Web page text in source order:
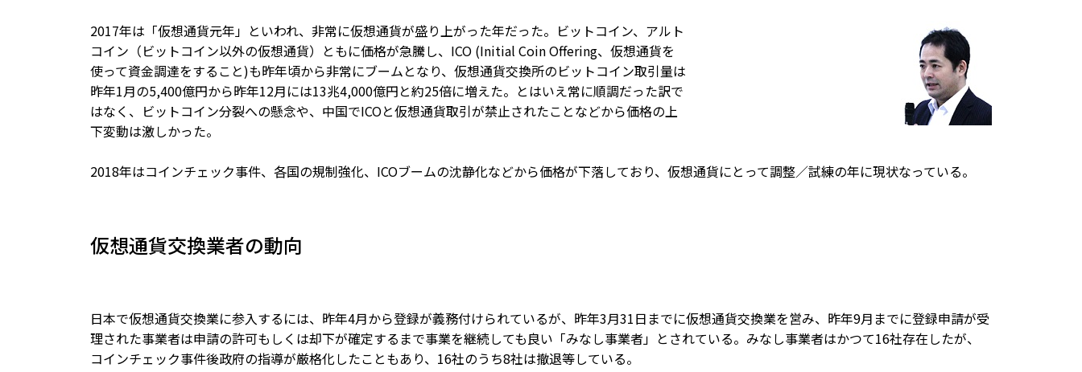
2017年は「仮想通貨元年」といわれ、非常に仮想通貨が盛り上がった年だった。ビットコイン、アルト
コイン（ビットコイン以外の仮想通貨）ともに価格が急騰し、ICO (Initial Coin Offering、仮想通貨を
使って資金調達をすること)も昨年頃から非常にブームとなり、仮想通貨交換所のビットコイン取引量は
昨年1月の5,400億円から昨年12月には13兆4,000億円と約25倍に増えた。とはいえ常に順調だった訳で
はなく、ビットコイン分裂への懸念や、中国でICOと仮想通貨取引が禁止されたことなどから価格の上
下変動は激しかった。
2018年はコインチェック事件、各国の規制強化、ICOブームの沈静化などから価格が下落しており、仮想通貨にとって調整／試練の年に現状なっている。
仮想通貨交換業者の動向
日本で仮想通貨交換業に参入するには、昨年4月から登録が義務付けられているが、昨年3月31日までに仮想通貨交換業を営み、昨年9月までに登録申請が受
理された事業者は申請の許可もしくは却下が確定するまで事業を継続しても良い「みなし事業者」とされている。みなし事業者はかつて16社存在したが、
コインチェック事件後政府の指導が厳格化したこともあり、16社のうち8社は撤退等している。